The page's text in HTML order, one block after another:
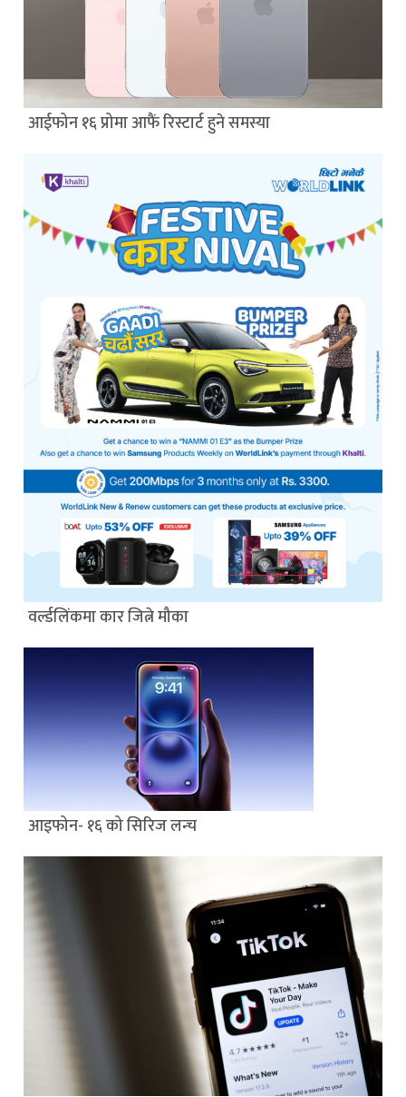
आईफोन १६ प्रोमा आफैं रिस्टार्ट हुने समस्या
वर्ल्डलिंकमा कार जित्ने मौका
आइफोन- १६ को सिरिज लन्च